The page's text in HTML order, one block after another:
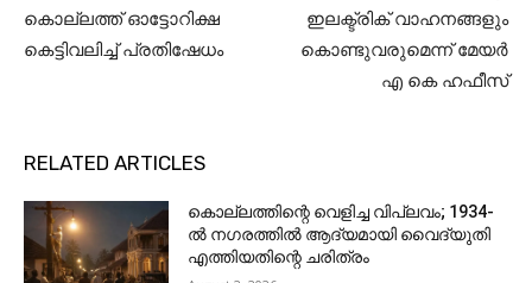
കൊല്ലത്ത് ഓട്ടോറിക്ഷ
കെട്ടിവലിച്ച് പ്രതിഷേധം
ഇലക്ട്രിക് വാഹനങ്ങളും
കൊണ്ടുവരുമെന്ന് മേയർ
എ കെ ഹഫീസ്
RELATED ARTICLES
കൊല്ലത്തിന്റെ വെളിച്ച വിപ്ലവം; 1934-
ൽ നഗരത്തിൽ ആദ്യമായി വൈദ്യുതി
എത്തിയതിന്റെ ചരിത്രം